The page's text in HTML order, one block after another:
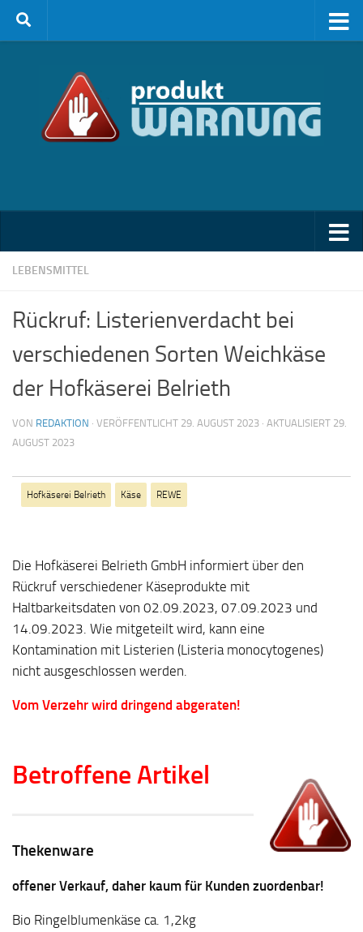
Zum Inhalt springen
LEBENSMITTEL
Rückruf: Listerienverdacht bei
verschiedenen Sorten Weichkäse
der Hofkäserei Belrieth
VON REDAKTION · VERÖFFENTLICHT 29. AUGUST 2023 · AKTUALISIERT 29.
AUGUST 2023
Hofkäserei Belrieth Käse REWE
Die Hofkäserei Belrieth GmbH informiert über den
Rückruf verschiedener Käseprodukte mit
Haltbarkeitsdaten von 02.09.2023, 07.09.2023 und
14.09.2023. Wie mitgeteilt wird, kann eine
Kontamination mit Listerien (Listeria monocytogenes)
nicht ausgeschlossen werden.
Vom Verzehr wird dringend abgeraten!
Betroffene Artikel
Thekenware
offener Verkauf, daher kaum für Kunden zuordenbar!
Bio Ringelblumenkäse ca. 1,2kg